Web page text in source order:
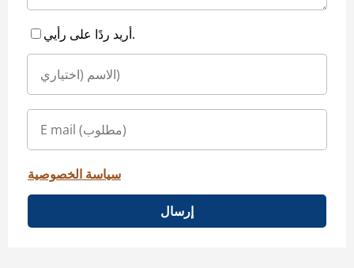
أريد ردًا على رأيي.
سياسة الخصوصية
إرسال